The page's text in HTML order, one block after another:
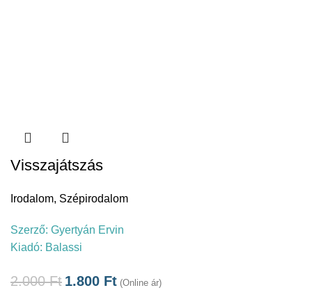
Visszajátszás
Irodalom, Szépirodalom
Szerző: Gyertyán Ervin
Kiadó: Balassi
2.000Ft 1.800 Ft (Online ár)